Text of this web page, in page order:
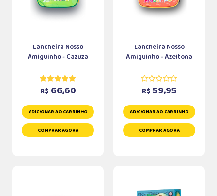
Lancheira Nosso
Amiguinho - Cazuza
R$ 66,60
ADICIONAR AO CARRINHO
COMPRAR AGORA
Lancheira Nosso
Amiguinho - Azeitona
R$ 59,95
ADICIONAR AO CARRINHO
COMPRAR AGORA